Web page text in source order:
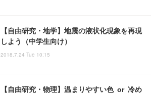
【自由研究・地学】地震の液状化現象を再現
しよう（中学生向け）
2018.7.24 Tue 10:15
【自由研究・物理】温まりやすい色 or 冷め